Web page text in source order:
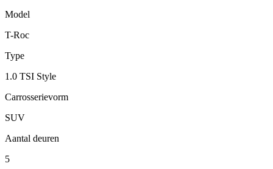
Model
T-Roc
Type
1.0 TSI Style
Carrosserievorm
SUV
Aantal deuren
5